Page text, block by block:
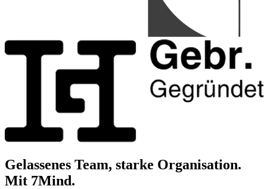
Gelassenes Team, starke Organisation.
Mit 7Mind.